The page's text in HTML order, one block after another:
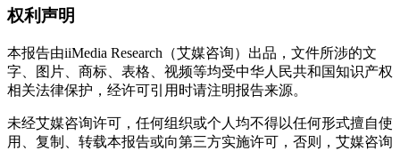
权利声明
本报告由iiMedia Research（艾媒咨询）出品，文件所涉的文
字、图片、商标、表格、视频等均受中华人民共和国知识产权
相关法律保护，经许可引用时请注明报告来源。
未经艾媒咨询许可，任何组织或个人均不得以任何形式擅自使
用、复制、转载本报告或向第三方实施许可，否则，艾媒咨询